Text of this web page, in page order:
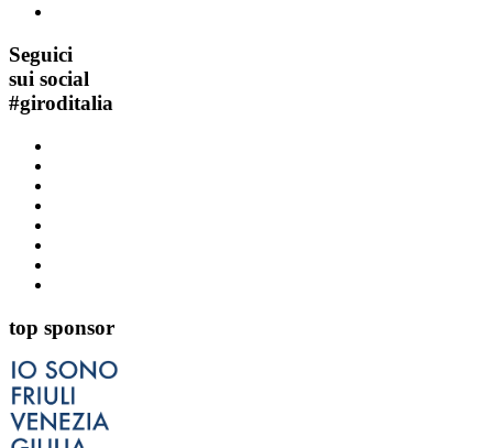
Seguici
sui social
#giroditalia
top sponsor